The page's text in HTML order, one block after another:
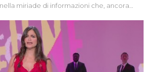
miriade di informazioni che, ancora
degli ultimi anni. Lo speciale ricostruisce la
fila testimonianze, errori, dettagli
di un'indagine che sembra non avere